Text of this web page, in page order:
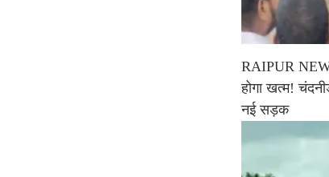
RAIPUR
होगा खत्म!
नई सड़क